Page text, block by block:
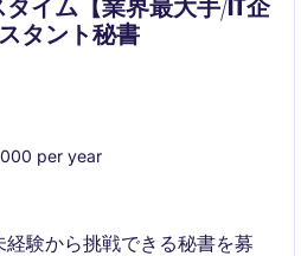
イム【業界最大手/IT企
タント秘書
per year
験から挑戦できる秘書を募